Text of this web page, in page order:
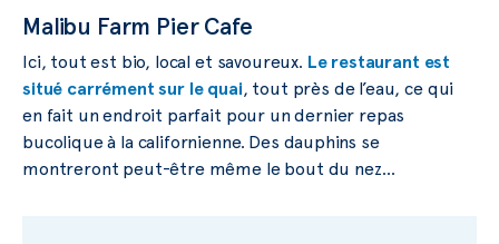
Malibu Farm Pier Cafe
Ici, tout est bio, local et savoureux. Le restaurant est
situé carrément sur le quai, tout près de l’eau, ce qui
en fait un endroit parfait pour un dernier repas
bucolique à la californienne. Des dauphins se
montreront peut-être même le bout du nez…